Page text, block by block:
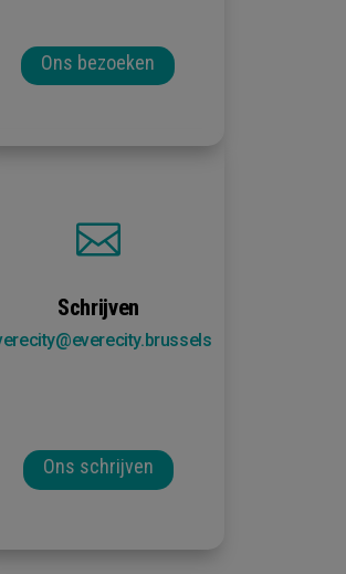
Ons bezoeken

Schrijven
Ons schrijven